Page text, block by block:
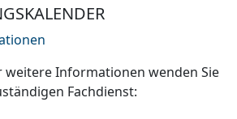
weitere Informationen wenden Sie
Fachdienst: